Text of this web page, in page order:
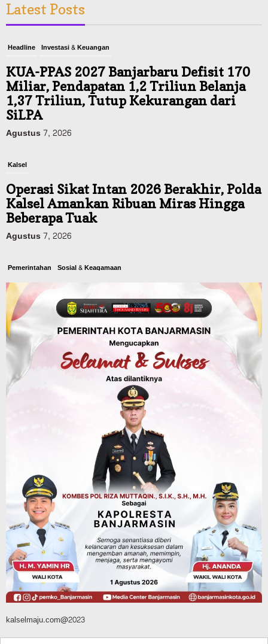
Latest Posts
Headline Investasi & Keuangan
KUA-PPAS 2027 Banjarbaru Defisit 170
Miliar, Pendapatan 1,2 Triliun Belanja
1,37 Triliun, Tutup Kekurangan dari
SiLPA
Agustus 7, 2026
Kalsel
Operasi Sikat Intan 2026 Berakhir, Polda
Kalsel Amankan Ribuan Miras Hingga
Beberapa Tuak
Agustus 7, 2026
Pemerintahan Sosial & Keagamaan
Banjarmasin Pilot Project Perlinsos
Digital, Target 30 Persen IKD Masih
Jauh, Komisi II DPR Turun Tangan
Agustus 7, 2026
Dinas PUPR Kalsel Headline Pembangunan
Jalan Veteran Km 5,5 Sungai Lulut
Dibuka Pasca Retak dan Amblas,
Angkutan Bertonase 6 Ton Lebih Tak
Diperbolehkan Melintas
Pemerintahan
Juara Umum Tingkat Provinsi, 02SN
2026 di Jakarta Seluruhnya Diwakili
Atlet Banjarbaru
Agustus 7, 2026
kalselmaju.com@2023